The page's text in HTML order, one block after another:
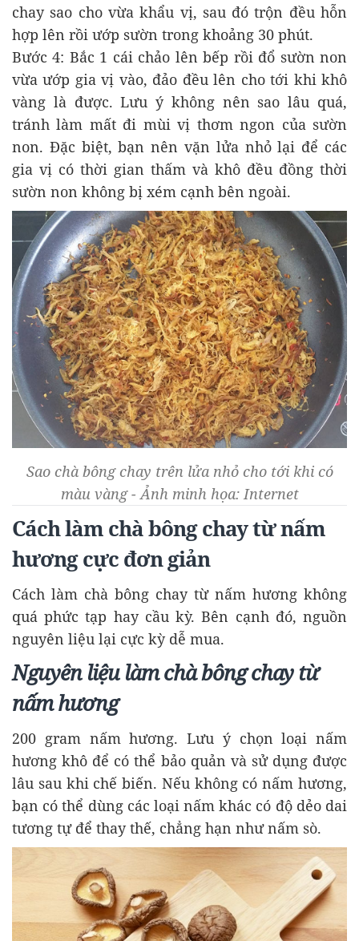
chay sao cho vừa khẩu vị, sau đó trộn đều hỗn
hợp lên rồi ướp sườn trong khoảng 30 phút.
Bước 4: Bắc 1 cái chảo lên bếp rồi đổ sườn non
vừa ướp gia vị vào, đảo đều lên cho tới khi khô
vàng là được. Lưu ý không nên sao lâu quá,
tránh làm mất đi mùi vị thơm ngon của sườn
non. Đặc biệt, bạn nên vặn lửa nhỏ lại để các
gia vị có thời gian thấm và khô đều đồng thời
sườn non không bị xém cạnh bên ngoài.
Sao chà bông chay trên lửa nhỏ cho tới khi có
màu vàng - Ảnh minh họa: Internet
Cách làm chà bông chay từ nấm
hương cực đơn giản
Cách làm chà bông chay từ nấm hương không
quá phức tạp hay cầu kỳ. Bên cạnh đó, nguồn
nguyên liệu lại cực kỳ dễ mua.
Nguyên liệu làm chà bông chay từ
nấm hương
200 gram nấm hương. Lưu ý chọn loại nấm
hương khô để có thể bảo quản và sử dụng được
lâu sau khi chế biến. Nếu không có nấm hương,
bạn có thể dùng các loại nấm khác có độ dẻo dai
tương tự để thay thế, chẳng hạn như nấm sò.